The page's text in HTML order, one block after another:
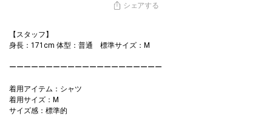
シェアする
【スタッフ】
身長：171cm 体型：普通 標準サイズ：M
ーーーーーーーーーーーーーーーーーーーーー
着用アイテム：シャツ
着用サイズ：M
サイズ感：標準的